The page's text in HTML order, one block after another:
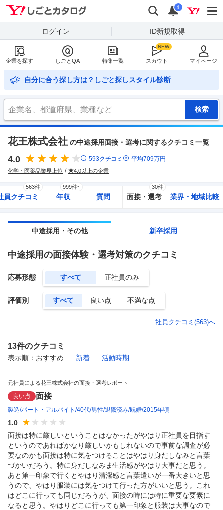
検索
通知
i
ログイン ID新規取得
企業を探す しごとQA 特集一覧 スカウト マイページ
自分に合う探し方は？しごと探しスタイル診断
花王株式会社 の中途採用面接・選考に関するクチコミ一覧
4.0 593クチコミ 平均709万円
化学・医薬品業界上位 4.0以上の企業
員クチコミ
563件
年収
999件~
質問 面接・選考
30件
業界・地域比較
中途採用・その他 新卒採用
中途採用の面接体験・選考対策のクチコミ
応募形態 すべて 正社員のみ
評価別 すべて 良い点 不満な点
社員クチコミ(563)へ
13件のクチコミ
表示順： おすすめ 新着 活動時期
元社員による花王株式会社の面接・選考レポート
良い点 面接
製造 パート・アルバイト 40代 男性 退職済み 既婚 2015年頃
1.0
面接は特に厳しいということはなかったがやはり正社員を目指す
というのであればかなり厳しいかもしれないので事前な調査が必
要なのかも面接は特に気をつけることはやはり身だしなみと言葉
づかいだろう。特に身だしなみま生活感がやはり大事だと思う。
あと第一印象で行くとやはり清潔感と言葉遣いが一番大きいと思
うので、やはり服装には気をつけて行った方がいいと思う。これ
はどこに行っても同じだろうが、面接の時には特に重要な要素に
なると思う。やはりどこに行っても第一印象と服装は大事なので